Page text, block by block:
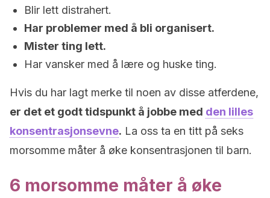
Blir lett distrahert.
Har problemer med å bli organisert.
Mister ting lett.
Har vansker med å lære og huske ting.
Hvis du har lagt merke til noen av disse atferdene,
er det et godt tidspunkt å jobbe med den lilles
konsentrasjonsevne. La oss ta en titt på seks
morsomme måter å øke konsentrasjonen til barn.
6 morsomme måter å øke